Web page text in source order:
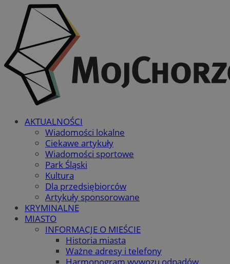
AKTUALNOŚCI
Wiadomości lokalne
Ciekawe artykuły
Wiadomości sportowe
Park Śląski
Kultura
Dla przedsiębiorców
Artykuły sponsorowane
KRYMINALNE
MIASTO
INFORMACJE O MIEŚCIE
Historia miasta
Ważne adresy i telefony